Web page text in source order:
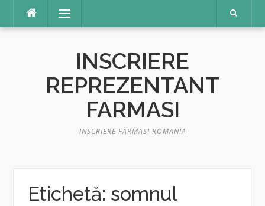
conținut
Meniu
INSCRIERE
REPREZENTANT
FARMASI
INSCRIERE FARMASI ROMANIA
Etichetă: somnul